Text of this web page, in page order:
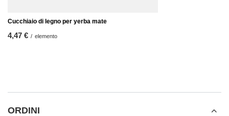
Cucchiaio di legno per yerba mate
4,47 € / elemento
ORDINI